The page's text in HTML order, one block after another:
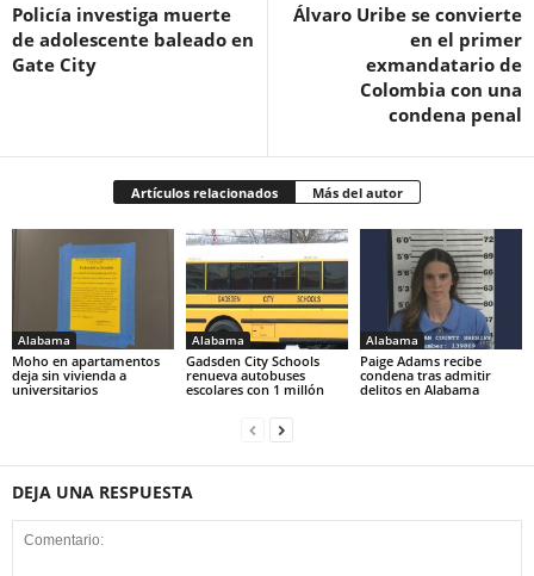
Policía investiga muerte
de adolescente baleado en
Gate City
Álvaro Uribe se convierte
en el primer
exmandatario de
Colombia con una
condena penal
Artículos relacionados Más del autor
Alabama
Moho en apartamentos
deja sin vivienda a
universitarios
Alabama
Gadsden City Schools
renueva autobuses
escolares con 1 millón
Alabama
Paige Adams recibe
condena tras admitir
delitos en Alabama
DEJA UNA RESPUESTA